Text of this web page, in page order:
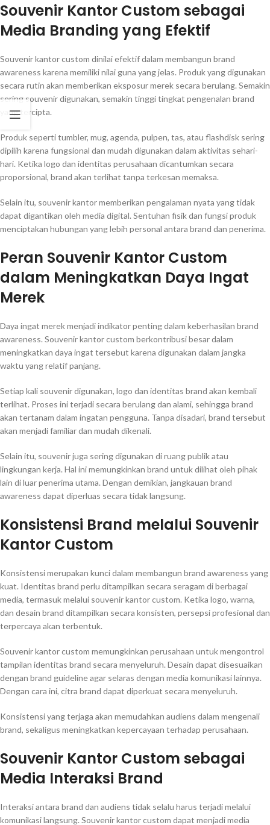
Souvenir Kantor Custom sebagai
Media Branding yang Efektif
Souvenir kantor custom dinilai efektif dalam membangun brand
awareness karena memiliki nilai guna yang jelas. Produk yang digunakan
secara rutin akan memberikan eksposur merek secara berulang. Semakin
sering souvenir digunakan, semakin tinggi tingkat pengenalan brand
yang tercipta.
Produk seperti tumbler, mug, agenda, pulpen, tas, atau flashdisk sering
dipilih karena fungsional dan mudah digunakan dalam aktivitas sehari-
hari. Ketika logo dan identitas perusahaan dicantumkan secara
proporsional, brand akan terlihat tanpa terkesan memaksa.
Selain itu, souvenir kantor memberikan pengalaman nyata yang tidak
dapat digantikan oleh media digital. Sentuhan fisik dan fungsi produk
menciptakan hubungan yang lebih personal antara brand dan penerima.
Peran Souvenir Kantor Custom
dalam Meningkatkan Daya Ingat
Merek
Daya ingat merek menjadi indikator penting dalam keberhasilan brand
awareness. Souvenir kantor custom berkontribusi besar dalam
meningkatkan daya ingat tersebut karena digunakan dalam jangka
waktu yang relatif panjang.
Setiap kali souvenir digunakan, logo dan identitas brand akan kembali
terlihat. Proses ini terjadi secara berulang dan alami, sehingga brand
akan tertanam dalam ingatan pengguna. Tanpa disadari, brand tersebut
akan menjadi familiar dan mudah dikenali.
Selain itu, souvenir juga sering digunakan di ruang publik atau
lingkungan kerja. Hal ini memungkinkan brand untuk dilihat oleh pihak
lain di luar penerima utama. Dengan demikian, jangkauan brand
awareness dapat diperluas secara tidak langsung.
Konsistensi Brand melalui Souvenir
Kantor Custom
Konsistensi merupakan kunci dalam membangun brand awareness yang
kuat. Identitas brand perlu ditampilkan secara seragam di berbagai
media, termasuk melalui souvenir kantor custom. Ketika logo, warna,
dan desain brand ditampilkan secara konsisten, persepsi profesional dan
terpercaya akan terbentuk.
Souvenir kantor custom memungkinkan perusahaan untuk mengontrol
tampilan identitas brand secara menyeluruh. Desain dapat disesuaikan
dengan brand guideline agar selaras dengan media komunikasi lainnya.
Dengan cara ini, citra brand dapat diperkuat secara menyeluruh.
Konsistensi yang terjaga akan memudahkan audiens dalam mengenali
brand, sekaligus meningkatkan kepercayaan terhadap perusahaan.
Souvenir Kantor Custom sebagai
Media Interaksi Brand
Interaksi antara brand dan audiens tidak selalu harus terjadi melalui
komunikasi langsung. Souvenir kantor custom dapat menjadi media